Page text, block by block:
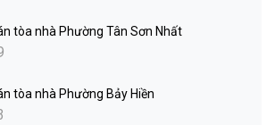
tòa nhà Phường Tân Sơn Nhất
tòa nhà Phường Bảy Hiền